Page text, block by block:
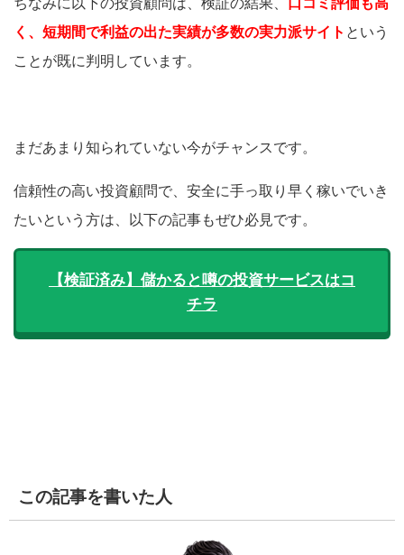
ちなみに以下の投資顧問は、検証の結果、
口コミ評価も高
く、短期間で利益の出た実績が多数の実力派サイト という
ことが既に判明しています。
まだあまり知られていない今がチャンスです。
信頼性の高い投資顧問で、安全に手っ取り早く稼いでいき
たいという方は、以下の記事もぜひ必見です。
【検証済み】儲かると噂の投資サービスはコ
チラ
この記事を書いた人